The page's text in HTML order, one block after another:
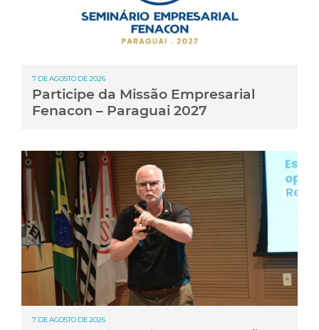
7 DE AGOSTO DE 2026
Participe da Missão Empresarial
Fenacon – Paraguai 2027
7 DE AGOSTO DE 2026